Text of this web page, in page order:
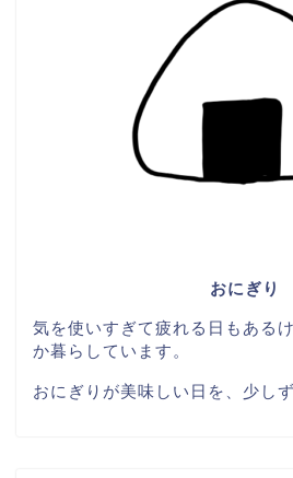
おにぎり
気を使いすぎて疲れる日もある
か暮らしています。
おにぎりが美味しい日を、少し